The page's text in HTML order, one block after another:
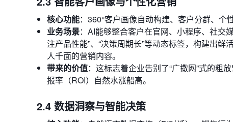
核心功能：360°客户画像自动构建、客户分群、个
业务场景：AI能够整合客户在官网、小程序、社交
注产品性能”、“决策周期长”等动态标签，构建出
人千面的营销内容。
带来的价值：这标志着企业告别了“广撒网”式的粗
报率（ROI）自然水涨船高。
2.4 数据洞察与智能决策